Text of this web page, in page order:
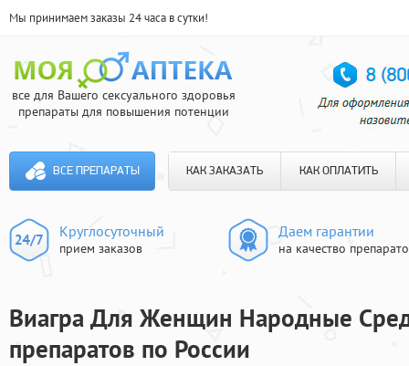
Мы принимаем заказы 24 часа в сутки!
все для Вашего сексуального здоровья
препараты для повышения потенции
ВСЕ ПРЕПАРАТЫ КАК ЗАКАЗАТЬ КАК ОПЛАТИТЬ
Круглосуточный
прием заказов
Даем гарантии
на качество
Виагра Для Женщин Народные
препаратов по России